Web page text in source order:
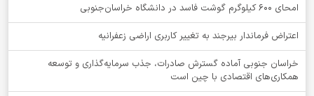
امحای ۶۰۰ کیلوگرم گوشت فاسد در دانشگاه خراسان‌جنوبی
اعتراض فرماندار بیرجند به تغییر کاربری اراضی زعفرانیه
خراسان جنوبی آماده گسترش صادرات، جذب سرمایه‌گذاری و توسعه
همکاری‌های اقتصادی با چین است